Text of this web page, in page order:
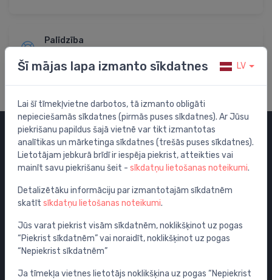
Palīdzība
Kategorijas
Izpārdošana
Maisītāji
Izlietnes
Tualetes podi
Vannas
Dušas
Vannas istabas piederumi
Šī mājas lapa izmanto sīkdatnes LV
Lai šī tīmekļvietne darbotos, tā izmanto obligāti
nepieciešamās sīkdatnes (pirmās puses sīkdatnes). Ar Jūsu
piekrišanu papildus šajā vietnē var tikt izmantotas
analītikas un mārketinga sīkdatnes (trešās puses sīkdatnes).
Lietotājam jebkurā brīdī ir iespēja piekrist, atteikties vai
mainīt savu piekrišanu šeit - sīkdatņu lietošanas noteikumi.
Detalizētāku informāciju par izmantotajām sīkdatnēm
skatīt sīkdatņu lietošanas noteikumi.
Jūs varat piekrist visām sīkdatnēm, noklikšķinot uz pogas
“Piekrist sīkdatnēm” vai noraidīt, noklikšķinot uz pogas
“Nepiekrist sīkdatnēm”
Ja tīmekļa vietnes lietotājs noklikšķina uz pogas “Nepiekrist